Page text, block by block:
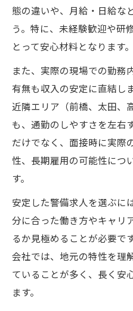
資格取得で広がる警
警備資格取得が
由
警備求人で求め
未経験から資格
資格支援制度で
資格保有者が選
シフトの柔軟さを活
警備業界で実現
急な休みにも対
収入を安定させたい
態の違いや、月給・日給な
う。特に、未経験歓迎や研
とって安心材料となります。
また、実際の現場での勤務
有無も収入の安定に直結し
近隣エリア（前橋、太田、
も、通勤のしやすさを左右
だけでなく、面接時に実際
性、長期雇用の可能性につ
す。
安定した警備求人を選ぶに
分に合った働き方やキャリ
るか見極めることが必要で
会社では、地元の特性を理
ていることが多く、長く安
ます。